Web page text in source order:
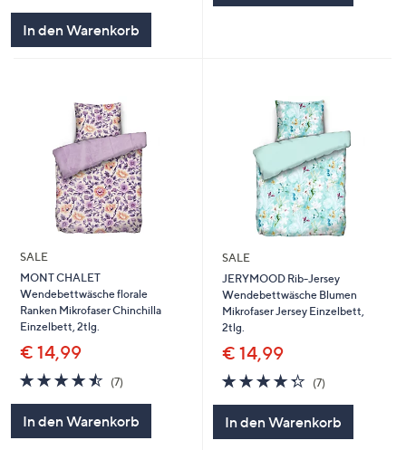
In den Warenkorb
SALE
MONT CHALET
Wendebettwäsche florale
Ranken Mikrofaser Chinchilla
Einzelbett, 2tlg.
€ 14,99
4.4
von
(7)
In den Warenkorb
SALE
JERYMOOD Rib-Jersey
Wendebettwäsche Blumen
Mikrofaser Jersey Einzelbett,
2tlg.
€ 14,99
4.3
von
(7)
In den Warenkorb